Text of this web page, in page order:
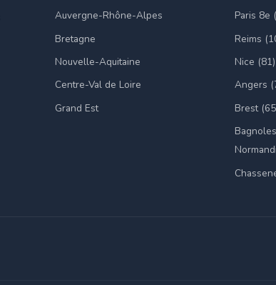
Auvergne-Rhône-Alpes
Bretagne
Nouvelle-Aquitaine
Centre-Val de Loire
Grand Est
Paris 8e
Reims
Nice (81)
Angers
Brest